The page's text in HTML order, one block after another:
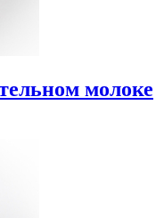
молоке